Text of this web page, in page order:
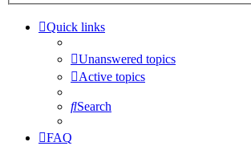
Quick links
Unanswered topics
Active topics
Search
FAQ